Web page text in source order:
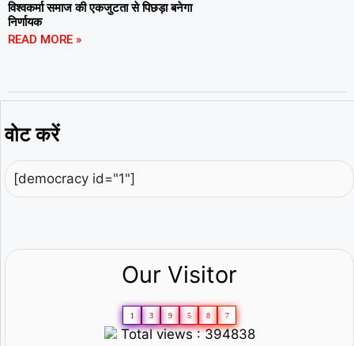
विश्वकर्मा समाज की एकजुटता से पिछड़ा बनेगा
निर्णायक
READ MORE »
वोट करें
[democracy id="1"]
Our Visitor
1 3 9 5 8 7
Total views : 394838